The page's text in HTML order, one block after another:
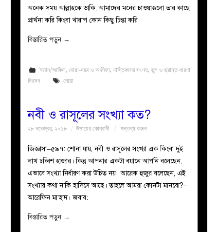
অনেক সময় আল্লাহকে ডাকি, আমাদের মনের চাওয়াগুলো তার কাছে
প্রার্থনা করি কিংবা খারাপ কোন কিছু চিন্তা করি
বিস্তারিত পড়ুন →
ঈমান/আকিদা, দোয়া-দরূদ ও অজীফা, নাস্তিকদের সংশয়, ভুল ও ভ্রান্ত ধারণা
নিরসন
দোয়া
নবী ও রাসূলের সংখ্যা কত?
২৮ নভেম্বর, ২০১৮ উমায়ের কোব্বাদী মন্তব্য করুন
জিজ্ঞাসা–৫৯৭: শোনা যায়, নবী ও রাসূলের সংখ্যা এক কিংবা দুই
লাখ চব্বিশ হাজার। কিন্তু আপনার একটা বয়ানে আপনি বলেছেন,
এভাবে সংখ্যা নির্ধারণ করা উচিত নয়। আরেক হুজুর বলেছেন, এই
সংখ্যার কথা নাকি হাদিসে আছে। তাহলে আমরা কোনটা মানবো?–
আরেফিন মা’হাদ। জবাব:
বিস্তারিত পড়ুন →